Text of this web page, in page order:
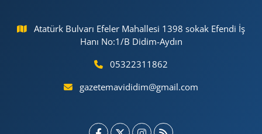
Atatürk Bulvarı Efeler Mahallesi 1398 sokak Efendi İş
Hanı No:1/B Didim-Aydın
05322311862
gazetemavididim@gmail.com